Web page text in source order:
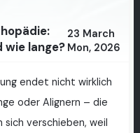
wie lange?
23 March
Mon, 2026
endet nicht wirklich
oder Alignern – die
verschieben, weil